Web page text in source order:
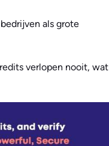
als grote
verlopen nooit, wat